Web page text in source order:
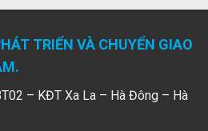
TRIỂN VÀ CHUYỂN GIAO
– KĐT Xa La – Hà Đông – Hà